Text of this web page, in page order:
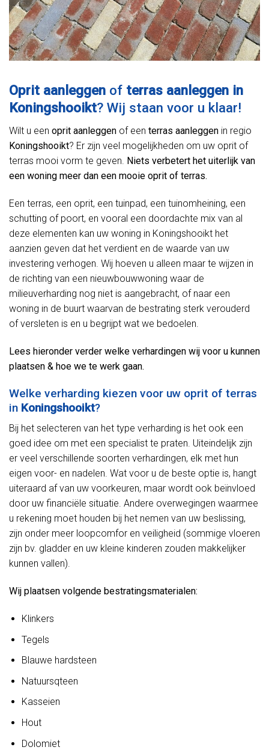
Oprit aanleggen of terras aanleggen in
Koningshooikt? Wij staan voor u klaar!
Wilt u een oprit aanleggen of een terras aanleggen in regio
Koningshooikt? Er zijn veel mogelijkheden om uw oprit of
terras mooi vorm te geven. Niets verbetert het uiterlijk van
een woning meer dan een mooie oprit of terras.
Een terras, een oprit, een tuinpad, een tuinomheining, een
schutting of poort, en vooral een doordachte mix van al
deze elementen kan uw woning in Koningshooikt het
aanzien geven dat het verdient en de waarde van uw
investering verhogen. Wij hoeven u alleen maar te wijzen in
de richting van een nieuwbouwwoning waar de
milieuverharding nog niet is aangebracht, of naar een
woning in de buurt waarvan de bestrating sterk verouderd
of versleten is en u begrijpt wat we bedoelen.
Lees hieronder verder welke verhardingen wij voor u kunnen
plaatsen & hoe we te werk gaan.
Welke verharding kiezen voor uw oprit of terras
in Koningshooikt?
Bij het selecteren van het type verharding is het ook een
goed idee om met een specialist te praten. Uiteindelijk zijn
er veel verschillende soorten verhardingen, elk met hun
eigen voor- en nadelen. Wat voor u de beste optie is, hangt
uiteraard af van uw voorkeuren, maar wordt ook beïnvloed
door uw financiële situatie. Andere overwegingen waarmee
u rekening moet houden bij het nemen van uw beslissing,
zijn onder meer loopcomfor en veiligheid (sommige vloeren
zijn bv. gladder en uw kleine kinderen zouden makkelijker
kunnen vallen).
Wij plaatsen volgende bestratingsmaterialen:
Klinkers
Tegels
Blauwe hardsteen
Natuursqteen
Kasseien
Hout
Dolomiet